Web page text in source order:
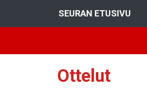
SEURAN ETUSIVU
Ottelut